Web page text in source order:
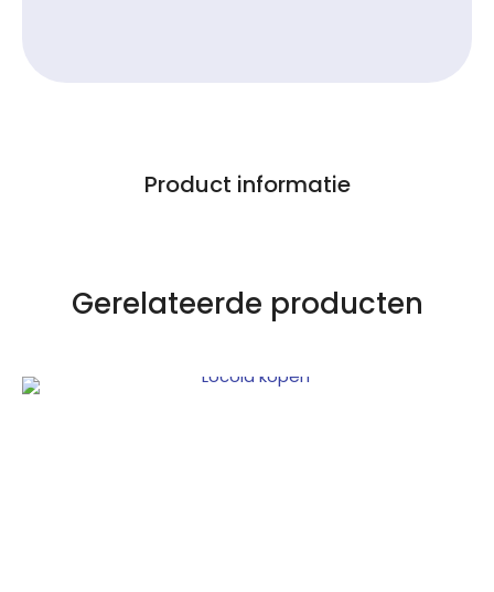
Product informatie
Gerelateerde producten